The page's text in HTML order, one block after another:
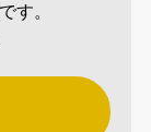
す。